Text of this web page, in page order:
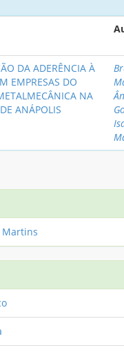
DA ADERÊNCIA À
EMPRESAS DO
NA
ANÁPOLIS
Martins